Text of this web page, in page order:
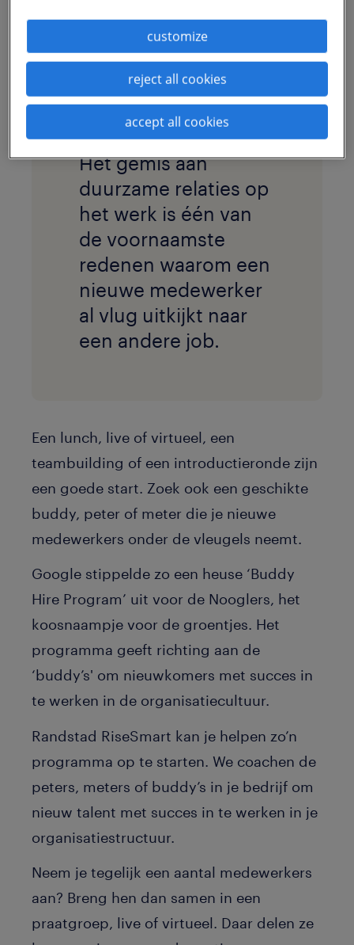
waar je nieuwe collega zich thuis voelt,
waar hij zijn talenten kan ontwikkelen en
de beste versie van zichzelf kan zijn?
Het gemis aan
duurzame relaties op
het werk is één van
de voornaamste
redenen waarom een
nieuwe medewerker
al vlug uitkijkt naar
een andere job.
Een lunch, live of virtueel, een
teambuilding of een introductieronde zijn
een goede start. Zoek ook een geschikte
buddy, peter of meter die je nieuwe
medewerkers onder de vleugels neemt.
Google stippelde zo een heuse ‘Buddy
Hire Program’ uit voor de Nooglers, het
koosnaampje voor de groentjes. Het
programma geeft richting aan de
‘buddy’s' om nieuwkomers met succes in
te werken in de organisatiecultuur.
Randstad RiseSmart kan je helpen zo’n
programma op te starten. We coachen de
peters, meters of buddy’s in je bedrijf om
nieuw talent met succes in te werken in je
organisatiestructuur.
Neem je tegelijk een aantal medewerkers
aan? Breng hen dan samen in een
praatgroep, live of virtueel. Daar delen ze
customize
reject all cookies
accept all cookies